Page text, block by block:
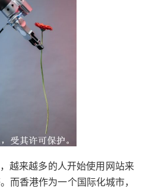
越来越多的人开始使用网站来
而香港作为一个国际化城市，